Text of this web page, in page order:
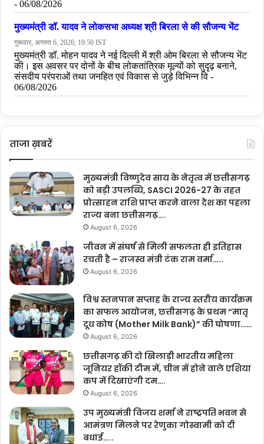
ताजा ख़बरें
मुख्यमंत्री विष्णुदेव साय के नेतृत्व में छत्तीसगढ़
को बड़ी उपलब्धि, SASCI 2026-27 के तहत
प्रोत्साहन राशि प्राप्त करने वाला देश का पहला
राज्य बना छत्तीसगढ़….
August 6, 2026
जीवन में संघर्ष से मिली सफलता ही इतिहास
रचती है – राजस्व मंत्री टंक राम वर्मा…..
August 6, 2026
विश्व स्तनपान सप्ताह के राज्य स्तरीय कार्यक्रम
का सफल आयोजन, छत्तीसगढ़ के प्रथम “मातृ
दूध कोष (Mother Milk Bank)” की घोषणा……
August 6, 2026
छत्तीसगढ़ की दो खिलाड़ी भारतीय महिला
जूनियर हॉकी टीम में, चीन में होने वाले एशिया
कप में दिखाएंगी दम….
August 6, 2026
उप मुख्यमंत्री विजय शर्मा ने राष्ट्रपति भवन से
आमंत्रण मिलने पर रेणुका गोस्वामी को दी
बधाई…..